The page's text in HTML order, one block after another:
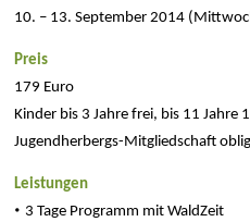
10. – 13. September 2014
Preis
179 Euro
Kinder bis 3 Jahre frei, bis 11 Jahre
Jugendherbergs-Mitgliedschaft
Leistungen
· 3 Tage Programm mit WaldZeit